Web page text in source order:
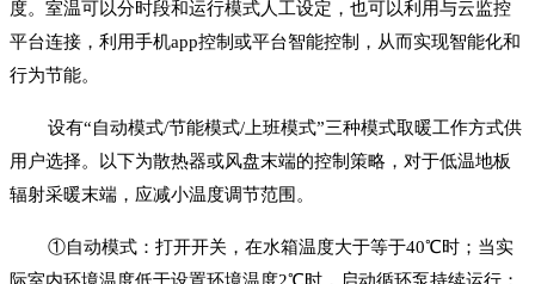
度。室温可以分时段和运行模式人工设定，也可以利用与云监控
平台连接，利用手机app控制或平台智能控制，从而实现智能化和
行为节能。
设有“自动模式/节能模式/上班模式”三种模式取暖工作方式供
用户选择。以下为散热器或风盘末端的控制策略，对于低温地板
辐射采暖末端，应减小温度调节范围。
①自动模式：打开开关，在水箱温度大于等于40℃时；当实
际室内环境温度低于设置环境温度2℃时，启动循环泵持续运行；